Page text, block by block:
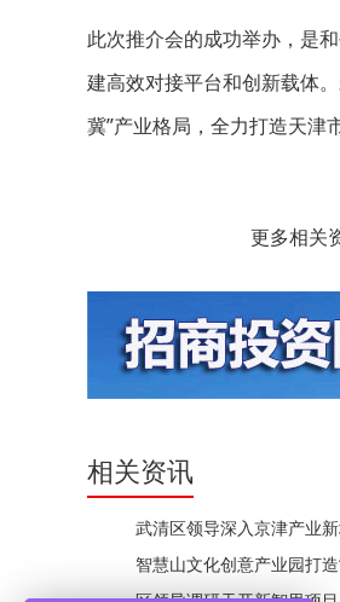
此次推介会的成功举办，是
建高效对接平台和创新载体
冀”产业格局，全力打造天津
更多相关
相关资讯
武清区领导深入京津产业